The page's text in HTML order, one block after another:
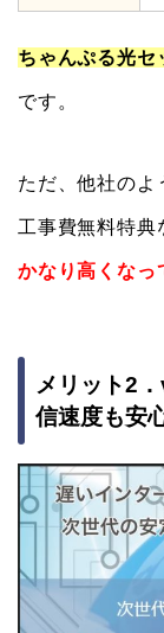
ちゃんぷる光セ
です。
ただ、他社のよ
工事費無料特典
かなり高くなっ
メリット2
信速度も安